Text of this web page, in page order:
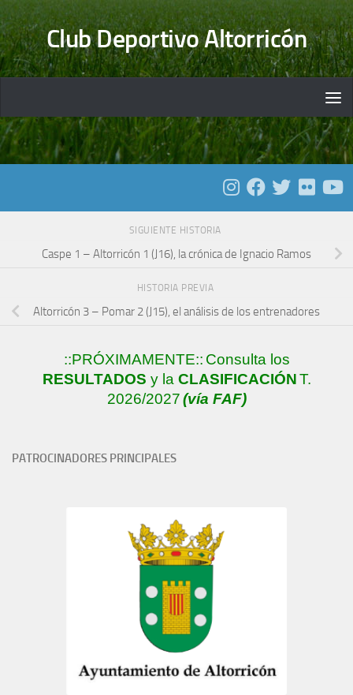
Saltar al contenido
Club Deportivo Altorricón
SIGUIENTE HISTORIA
Caspe 1 – Altorricón 1 (J16), la crónica de Ignacio Ramos
HISTORIA PREVIA
Altorricón 3 – Pomar 2 (J15), el análisis de los entrenadores
::PRÓXIMAMENTE:: Consulta los
RESULTADOS y la CLASIFICACIÓNT.
2026/2027(vía FAF)
PATROCINADORES PRINCIPALES